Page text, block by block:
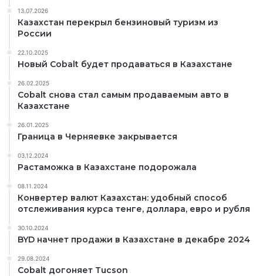
13.07.2026
Казахстан перекрыл бензиновый туризм из
России
22.10.2025
Новый Cobalt будет продаваться в Казахстане
26.02.2025
Cobalt снова стал самым продаваемым авто в
Казахстане
26.01.2025
Граница в Черняевке закрывается
03.12.2024
Растаможка в Казахстане подорожала
08.11.2024
Конвертер валют Казахстан: удобный способ
отслеживания курса тенге, доллара, евро и рубля
30.10.2024
BYD начнет продажи в Казахстане в декабре 2024
29.08.2024
Cobalt догоняет Tucson